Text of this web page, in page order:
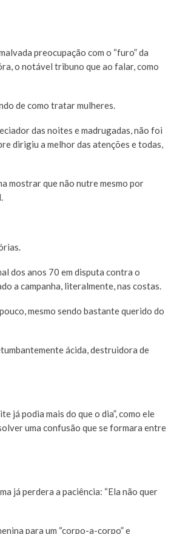
preocupação com o “furo” da
o notável tribuno que ao falar, como
de como tratar mulheres.
das noites e madrugadas, não foi
dirigiu a melhor das atenções e todas,
mostrar que não nutre mesmo por
dos anos 70 em disputa contra o
a campanha, literalmente, nas costas.
mesmo sendo bastante querido do
ácida, destruidora de
já podia mais do que o dia”, como ele
uma confusão que se formara entre
já perdera a paciência: “Ela não quer
para um “corpo-a-corpo” e